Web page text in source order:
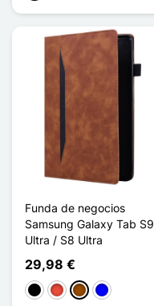
Funda de negocios
Samsung Galaxy Tab S9
Ultra / S8 Ultra
29,98 €
NegroRojoMarrón
Azul